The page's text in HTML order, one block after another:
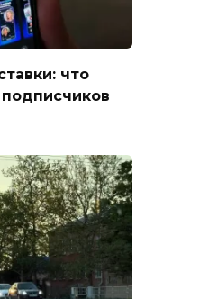
что